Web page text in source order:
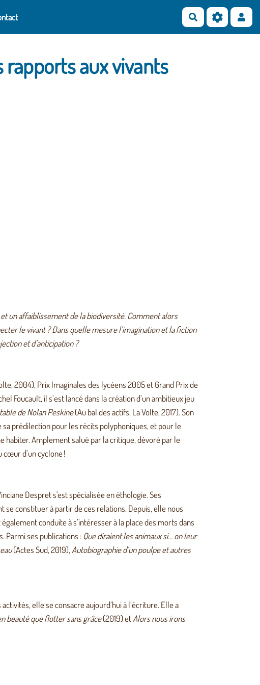
Rechercher
rapports aux vivants
un affaiblissement de la biodiversité. Comment alors
le vivant ? Dans quelle mesure l’imagination et la fiction
et d’anticipation ?
2004), Prix Imaginales des lycéens 2005 et Grand Prix de
Foucault, il s’est lancé dans la création d’un ambitieux jeu
de Nolan Peskine(Au bal des actifs, La Volte, 2017). Son
prédilection pour les récits polyphoniques, et pour le
habiter. Amplement salué par la critique, dévoré par le
d’un cyclone !
Despret s'est spécialisée en éthologie. Ses
constituer à partir de ces relations. Depuis, elle nous
conduite à s’intéresser à la place des morts dans
Parmi ses publications : Que diraient les animaux si… on leur
(Actes Sud, 2019), Autobiographie d’un poulpe et autres
elle se consacre aujourd’hui à l’écriture. Elle a
beauté que flotter sans grâce(2019) etAlors nous irons